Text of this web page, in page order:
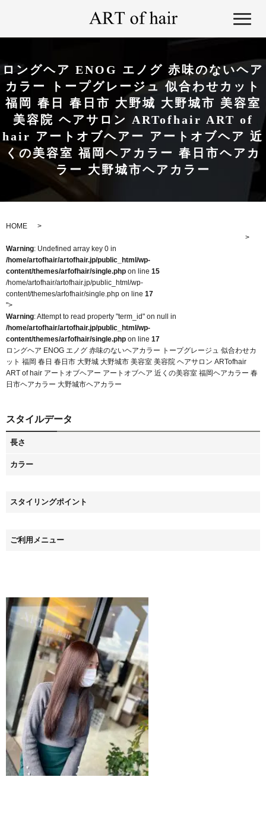
ロングヘア ENOG エノグ 赤味のないヘア
カラー トープグレージュ 似合わせカット
福岡 春日 春日市 大野城 大野城市 美容室
美容院 ヘアサロン ARTofhair ART of
hair アートオブヘアー アートオブヘア 近
くの美容室 福岡ヘアカラー 春日市ヘアカ
ラー 大野城市ヘアカラー
HOME
Warning: Undefined array key 0 in
/home/artofhair/artofhair.jp/public_html/wp-
content/themes/arfofhair/single.php on line 15
/home/artofhair/artofhair.jp/public_html/wp-
content/themes/arfofhair/single.php on line 17
">
Warning: Attempt to read property "term_id" on null in
/home/artofhair/artofhair.jp/public_html/wp-
content/themes/arfofhair/single.php on line 17
ロングヘア ENOG エノグ 赤味のないヘアカラー トープグレージュ 似合わせカ
ット 福岡 春日 春日市 大野城 大野城市 美容室 美容院 ヘアサロン ARTofhair
ART of hair アートオブヘアー アートオブヘア 近くの美容室 福岡ヘアカラー 春
日市ヘアカラー 大野城市ヘアカラー
スタイルデータ
長さ
カラー
スタイリングポイント
ご利用メニュー